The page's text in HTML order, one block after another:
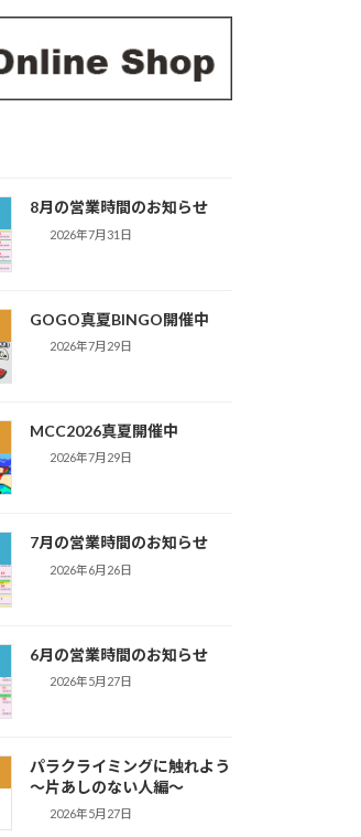
8月の営業時間のお知らせ
2026年7月31日
GOGO真夏BINGO開催中
2026年7月29日
MCC2026真夏開催中
2026年7月29日
7月の営業時間のお知らせ
2026年6月26日
6月の営業時間のお知らせ
2026年5月27日
パラクライミングに触れよう
～片あしのない人編～
2026年5月27日